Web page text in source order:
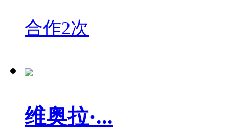
合作2次
维奥拉·...